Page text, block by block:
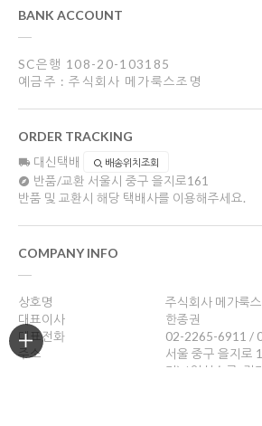
BANK ACCOUNT
SC은행 108-20-103185
예금주 : 주식회사 메가룩스조명
ORDER TRACKING
대신택배 배송위치조회
반품/교환 서울시 중구 을지로161
반품 및 교환시 해당 택배사를 이용해주세요.
COMPANY INFO
상호명
주식회사 메가룩
대표이사
한종권
대표전화
02-2265-6911 /
주소
서울 중구 을지로
가) / 일산쇼룸: 경